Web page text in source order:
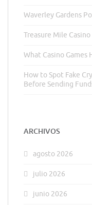
Waverley Gardens
Treasure Mile
What Casino Games
How to Spot Fake
Before Sending
ARCHIVOS
agosto 2026
julio 2026
junio 2026